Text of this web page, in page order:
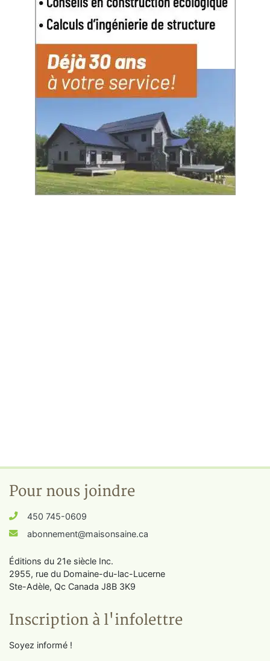
Pour nous joindre
450 745-0609
abonnement@maisonsaine.ca
Éditions du 21e siècle Inc.
2955, rue du Domaine-du-lac-Lucerne
Ste-Adèle, Qc Canada J8B 3K9
Inscription à l'infolettre
Soyez informé !